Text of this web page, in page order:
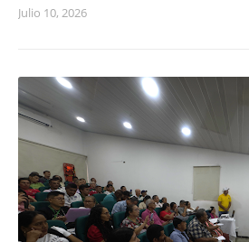
Julio 10, 2026